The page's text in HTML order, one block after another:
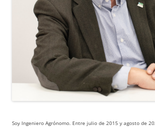
Soy Ingeniero Agrónomo. Entre julio de 2015 y agosto de